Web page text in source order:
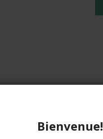
Bienvenue!